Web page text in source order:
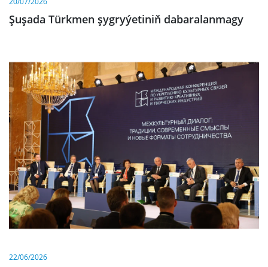
Şuşada Türkmen şygryýetiniň dabaralanmagy
22/06/2026